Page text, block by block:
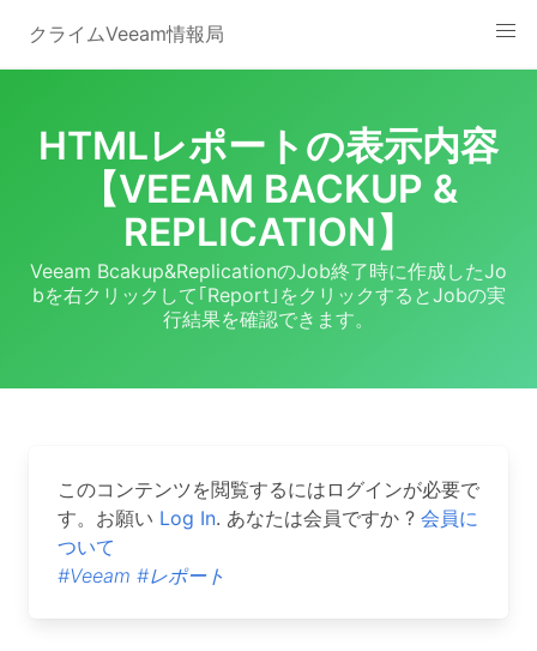
content
クライムVeeam情報局
HTMLレポートの表示内容
【VEEAM BACKUP &
REPLICATION】
Veeam Bcakup&ReplicationのJob終了時に作成したJo
bを右クリックして｢Report｣をクリックするとJobの実
行結果を確認できます。
このコンテンツを閲覧するにはログインが必要で
す。お願い Log In. あなたは会員ですか ? 会員に
ついて
#Veeam #レポート